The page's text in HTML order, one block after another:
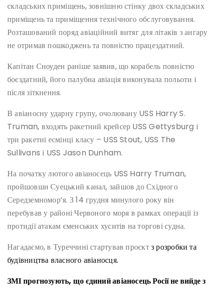
складських приміщень, зовнішню стінку двох складських
приміщень та приміщення технічного обслуговування.
Розташований поряд авіаційний витяг для літаків з ангару
не отримав пошкоджень та повністю працездатний.
Капітан Сноуден раніше заявив, що корабель повністю
боєздатний, його палубна авіація виконувала польоти і
після зіткнення.
В авіаносну ударну групу, очолювану USS Harry S.
Truman, входять ракетний крейсер USS Gettysburg і ​​
три ракетні есмінці класу – USS Stout, USS The
Sullivans і USS Jason Dunham.
На початку лютого авіаносець USS Harry Truman,
пройшовши Суецький канал, зайшов до Східного
Середземномор’я. З 14 грудня минулого року він
перебував у районі Червоного моря в рамках операції із
протидії атакам єменських хуситів на торгові судна.
Нагадаємо, в Туреччині стартував проєктз розробки та
будівництва власного авіаносця.
ЗМІ прогнозують, що єдиний авіаносець Росії не вийде з